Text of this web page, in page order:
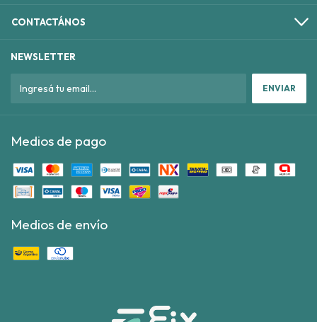
CONTACTÁNOS
NEWSLETTER
Medios de pago
Medios de envío